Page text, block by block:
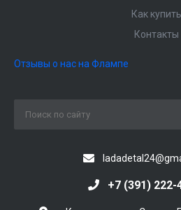
Как купить
Контакты
Отзывы о нас на Флампе
+7 (391) 222-